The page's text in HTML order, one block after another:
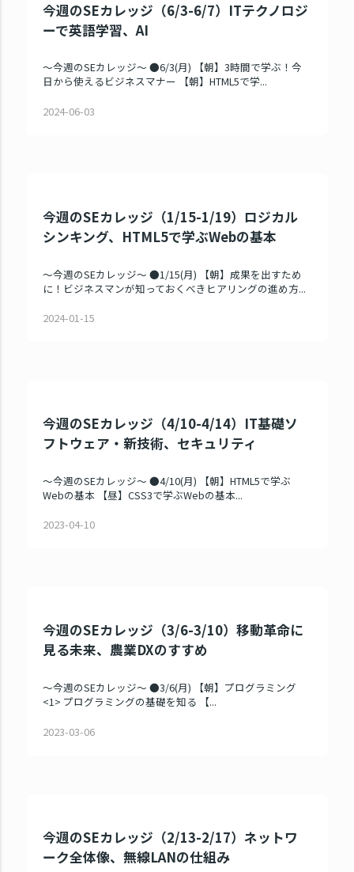
今週のSEカレッジ（6/3-6/7）ITテクノロジ
ーで英語学習、AI
～今週のSEカレッジ～ ●6/3(月) 【朝】3時間で学ぶ！今
日から使えるビジネスマナー 【朝】HTML5で学...
2024-06-03
今週のSEカレッジ（1/15-1/19）ロジカル
シンキング、HTML5で学ぶWebの基本
～今週のSEカレッジ～ ●1/15(月) 【朝】成果を出すため
に！ビジネスマンが知っておくべきヒアリングの進め方...
2024-01-15
今週のSEカレッジ（4/10-4/14）IT基礎ソ
フトウェア・新技術、セキュリティ
～今週のSEカレッジ～ ●4/10(月) 【朝】HTML5で学ぶ
Webの基本 【昼】CSS3で学ぶWebの基本...
2023-04-10
今週のSEカレッジ（3/6-3/10）移動革命に
見る未来、農業DXのすすめ
～今週のSEカレッジ～ ●3/6(月) 【朝】プログラミング
<1> プログラミングの基礎を知る 【...
2023-03-06
今週のSEカレッジ（2/13-2/17）ネットワ
ーク全体像、無線LANの仕組み